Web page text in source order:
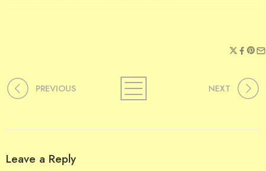
PREVIOUS NEXT
Leave a Reply